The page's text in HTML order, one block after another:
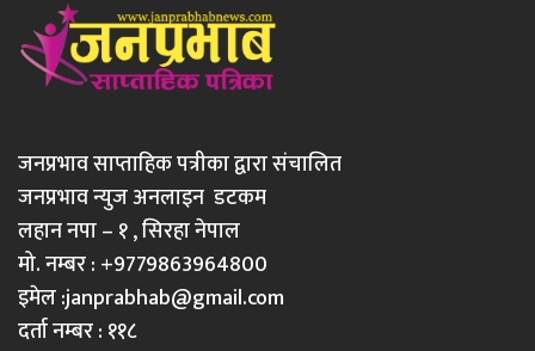
जनप्रभाव साप्ताहिक पत्रीका द्वारा संचालित
जनप्रभाव न्युज अनलाइन डटकम
लहान नपा – १ , सिरहा नेपाल
मो. नम्बर : +9779863964800
इमेल :janprabhab@gmail.com
दर्ता नम्बर : ११८